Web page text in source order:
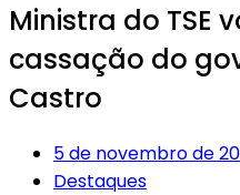
Ministra do TSE
cassação do
Castro
5 de novembro de
Destaques